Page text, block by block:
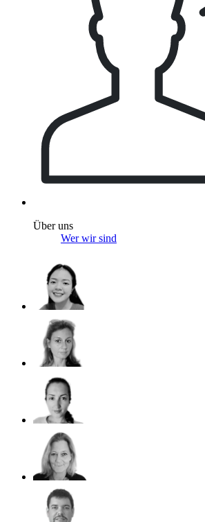
Über uns
Wer wir sind